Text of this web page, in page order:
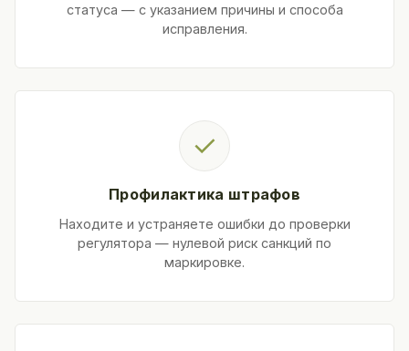
статуса — с указанием причины и способа
исправления.
✓
Профилактика штрафов
Находите и устраняете ошибки до проверки
регулятора — нулевой риск санкций по
маркировке.